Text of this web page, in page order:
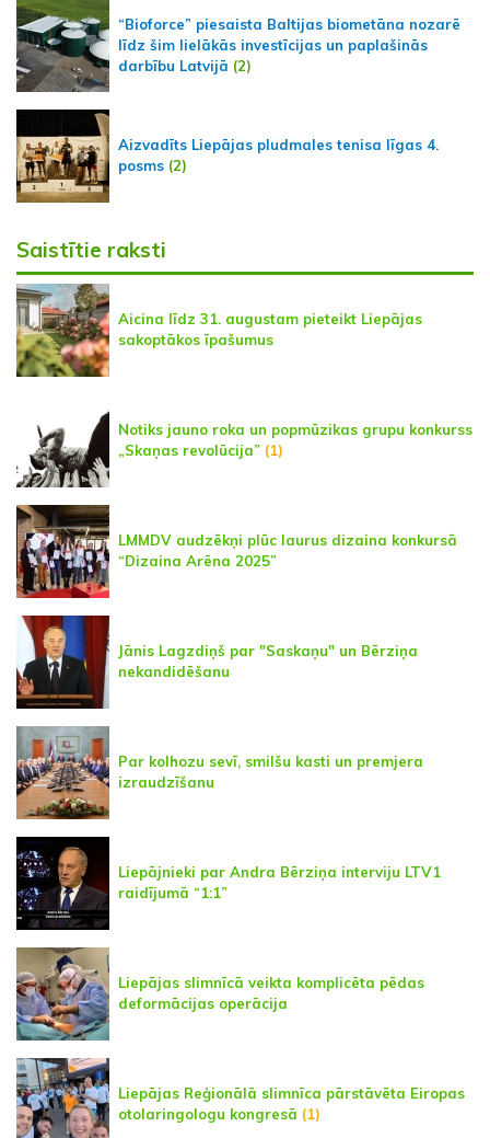
“Bioforce” piesaista Baltijas biometāna nozarē
līdz šim lielākās investīcijas un paplašinās
darbību Latvijā (2)
Aizvadīts Liepājas pludmales tenisa līgas 4.
posms (2)
Saistītie raksti
Aicina līdz 31. augustam pieteikt Liepājas
sakoptākos īpašumus
Notiks jauno roka un popmūzikas grupu konkurss
„Skaņas revolūcija” (1)
LMMDV audzēkņi plūc laurus dizaina konkursā
“Dizaina Arēna 2025”
Jānis Lagzdiņš par "Saskaņu" un Bērziņa
nekandidēšanu
Par kolhozu sevī, smilšu kasti un premjera
izraudzīšanu
Liepājnieki par Andra Bērziņa interviju LTV1
raidījumā “1:1”
Liepājas slimnīcā veikta komplicēta pēdas
deformācijas operācija
Liepājas Reģionālā slimnīca pārstāvēta Eiropas
otolaringologu kongresā (1)